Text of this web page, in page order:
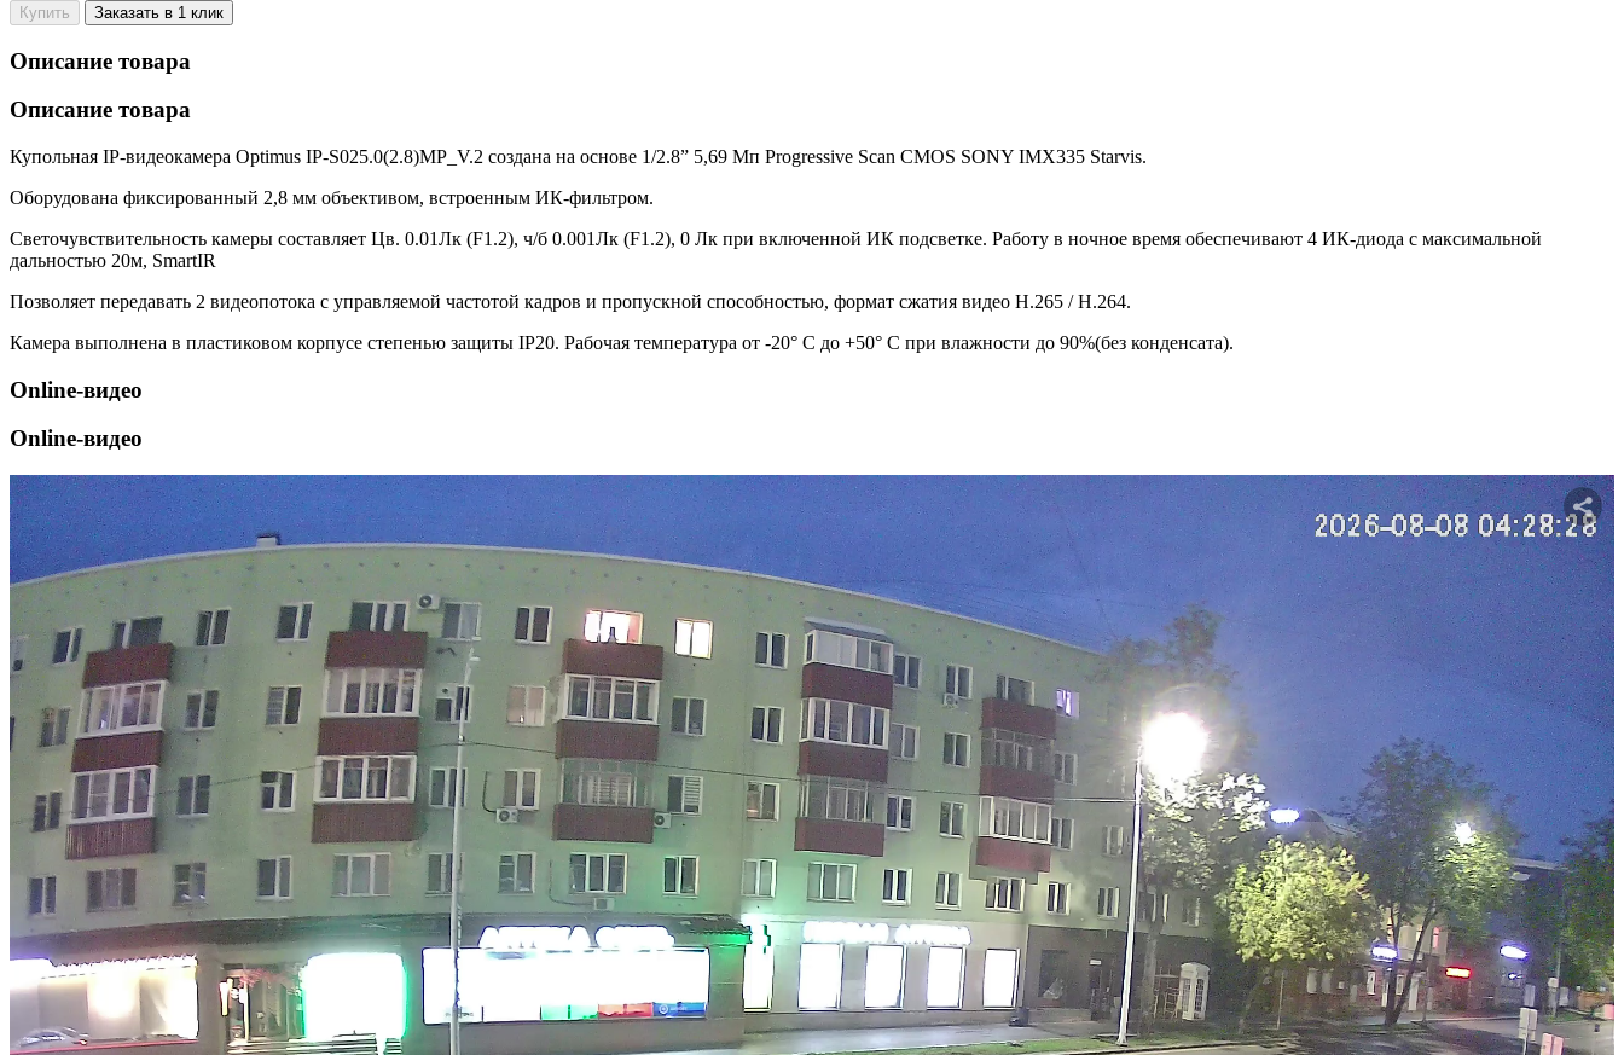
Купить Заказать в 1 клик
Описание товара
Описание товара
Купольная IP-видеокамера Optimus IP-S025.0(2.8)MP_V.2 создана на основе 1/2.8” 5,69 Мп Progressive Scan CMOS SONY IMX335 Starvis.
Оборудована фиксированный 2,8 мм объективом, встроенным ИК-фильтром.
Светочувствительность камеры составляет Цв. 0.01Лк (F1.2), ч/б 0.001Лк (F1.2), 0 Лк при включенной ИК подсветке. Работу в ночное время обеспечивают 4 ИК-диода с максимальной
дальностью 20м, SmartIR
Позволяет передавать 2 видеопотока с управляемой частотой кадров и пропускной способностью, формат сжатия видео H.265 / H.264.
Камера выполнена в пластиковом корпусе степенью защиты IP20. Рабочая температура от -20° С до +50° С при влажности до 90%(без конденсата).
Online-видео
Online-видео